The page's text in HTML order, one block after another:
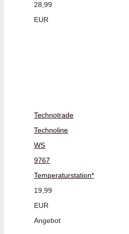
28,99
EUR
Technotrade
Technoline
WS
9767
Temperaturstation*
19,99
EUR
Angebot